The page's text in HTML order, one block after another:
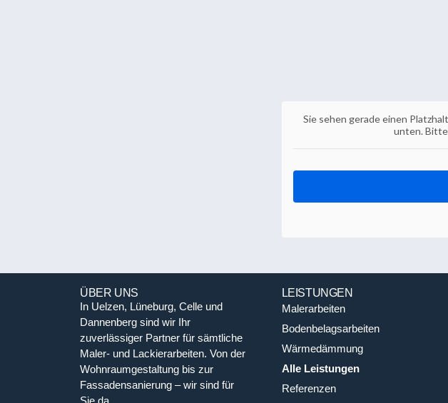
Sie sehen gerade einen
unten.
ÜBER UNS
In Uelzen, Lüneburg, Celle und
Dannenberg sind wir Ihr
zuverlässiger Partner für sämtliche
Maler- und Lackierarbeiten. Von der
Wohnraumgestaltung bis zur
Fassadensanierung – wir sind für
Sie da.
LEISTUNGEN
Malerarbeiten
Bodenbelagsarbeiten
Wärmedämmung
Alle Leistungen
Referenzen